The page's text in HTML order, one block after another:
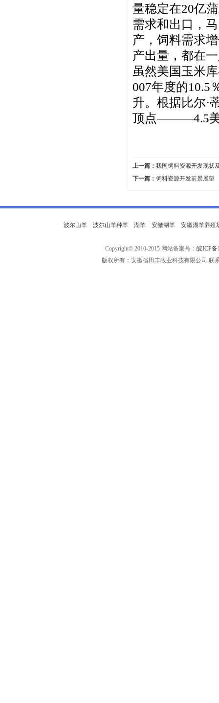
量稳定在20亿
需求和出口，
产，饲料需求
产出量，都在
虽然美国玉米
007年度的10.5
升。根据比尔·
顶点———4.5美
上一篇： 我国饲料资源开发现状
下一篇： 饲料资源开发前景展望
波尔山羊 波尔山羊种羊 湖羊 安徽湖羊 安徽湖羊养殖
Copyright© 2010-2015 网站备案号： 皖ICP备
版权所有：安徽省田丰牧业科技有限公司 联